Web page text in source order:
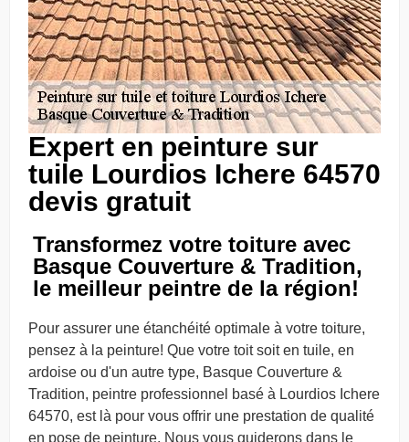
Expert en peinture sur
tuile Lourdios Ichere 64570
devis gratuit
Transformez votre toiture avec
Basque Couverture & Tradition,
le meilleur peintre de la région!
Pour assurer une étanchéité optimale à votre toiture,
pensez à la peinture! Que votre toit soit en tuile, en
ardoise ou d'un autre type, Basque Couverture &
Tradition, peintre professionnel basé à Lourdios Ichere
64570, est là pour vous offrir une prestation de qualité
en pose de peinture. Nous vous guiderons dans le